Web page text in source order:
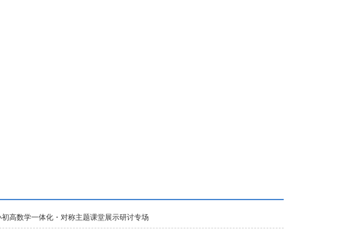
高数学一体化・对称主题课堂展示研讨专场